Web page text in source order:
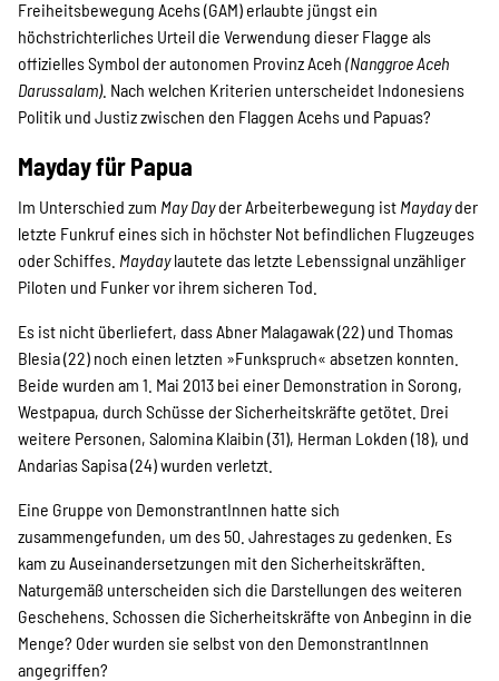
Freiheitsbewegung Acehs (GAM) erlaubte jüngst ein
höchstrichterliches Urteil die Verwendung dieser Flagge als
offizielles Symbol der autonomen Provinz Aceh (Nanggroe Aceh
Darussalam). Nach welchen Kriterien unterscheidet Indonesiens
Politik und Justiz zwischen den Flaggen Acehs und Papuas?
Mayday für Papua
Im Unterschied zum May Dayder Arbeiterbewegung ist Maydayder
letzte Funkruf eines sich in höchster Not befindlichen Flugzeuges
oder Schiffes. Maydaylautete das letzte Lebenssignal unzähliger
Piloten und Funker vor ihrem sicheren Tod.
Es ist nicht überliefert, dass Abner Malagawak (22) und Thomas
Blesia (22) noch einen letzten »Funkspruch« absetzen konnten.
Beide wurden am 1. Mai 2013 bei einer Demonstration in Sorong,
Westpapua, durch Schüsse der Sicherheitskräfte getötet. Drei
weitere Personen, Salomina Klaibin (31), Herman Lokden (18), und
Andarias Sapisa (24) wurden verletzt.
Eine Gruppe von DemonstrantInnen hatte sich
zusammengefunden, um des 50. Jahrestages zu gedenken. Es
kam zu Auseinandersetzungen mit den Sicherheitskräften.
Naturgemäß unterscheiden sich die Darstellungen des weiteren
Geschehens. Schossen die Sicherheitskräfte von Anbeginn in die
Menge? Oder wurden sie selbst von den DemonstrantInnen
angegriffen?